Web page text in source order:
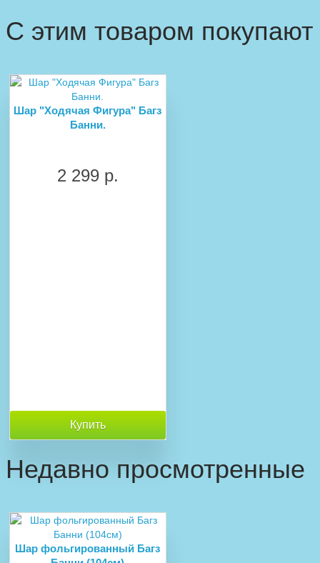
С этим товаром покупают
Шар "Ходячая Фигура" Багз
Банни.
2 299 р.
Купить
Недавно просмотренные
Шар фольгированный Багз